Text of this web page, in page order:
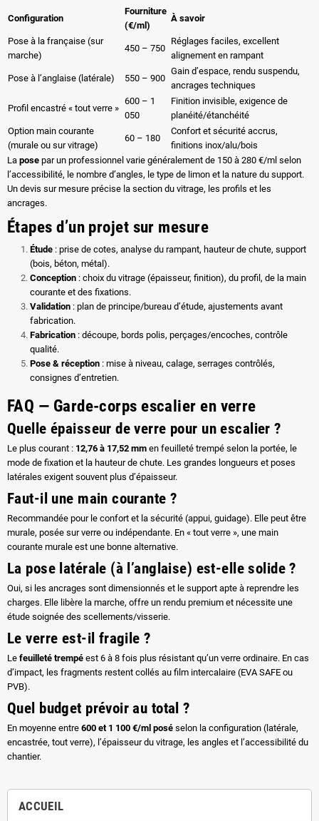
ACCUEIL
Configuration
Fourniture
(€/ml)
À savoir
Pose à la française (sur
marche)
450 – 750
Réglages faciles, excellent
alignement en rampant
Pose à l’anglaise (latérale) 550 – 900
Gain d’espace, rendu suspendu,
ancrages techniques
Profil encastré « tout verre »
600 – 1
050
Finition invisible, exigence de
planéité/étanchéité
Option main courante
(murale ou sur vitrage)
60 – 180
Confort et sécurité accrus,
finitions inox/alu/bois
La pose par un professionnel varie généralement de 150 à 280 €/ml selon
l’accessibilité, le nombre d’angles, le type de limon et la nature du support.
Un devis sur mesure précise la section du vitrage, les profils et les
ancrages.
Étapes d’un projet sur mesure
Étude : prise de cotes, analyse du rampant, hauteur de chute, support
(bois, béton, métal).
Conception : choix du vitrage (épaisseur, finition), du profil, de la main
courante et des fixations.
Validation : plan de principe/bureau d’étude, ajustements avant
fabrication.
Fabrication : découpe, bords polis, perçages/encoches, contrôle
qualité.
Pose & réception : mise à niveau, calage, serrages contrôlés,
consignes d’entretien.
FAQ — Garde-corps escalier en verre
Quelle épaisseur de verre pour un escalier ?
Le plus courant : 12,76 à 17,52 mm en feuilleté trempé selon la portée, le
mode de fixation et la hauteur de chute. Les grandes longueurs et poses
latérales exigent souvent plus d’épaisseur.
Faut-il une main courante ?
Recommandée pour le confort et la sécurité (appui, guidage). Elle peut être
murale, posée sur verre ou indépendante. En « tout verre », une main
courante murale est une bonne alternative.
La pose latérale (à l’anglaise) est-elle solide ?
Oui, si les ancrages sont dimensionnés et le support apte à reprendre les
charges. Elle libère la marche, offre un rendu premium et nécessite une
étude soignée des scellements/visserie.
Le verre est-il fragile ?
Le feuilleté trempé est 6 à 8 fois plus résistant qu’un verre ordinaire. En cas
d’impact, les fragments restent collés au film intercalaire (EVA SAFE ou
PVB).
Quel budget prévoir au total ?
En moyenne entre 600 et 1 100 €/ml posé selon la configuration (latérale,
encastrée, tout verre), l’épaisseur du vitrage, les angles et l’accessibilité du
chantier.